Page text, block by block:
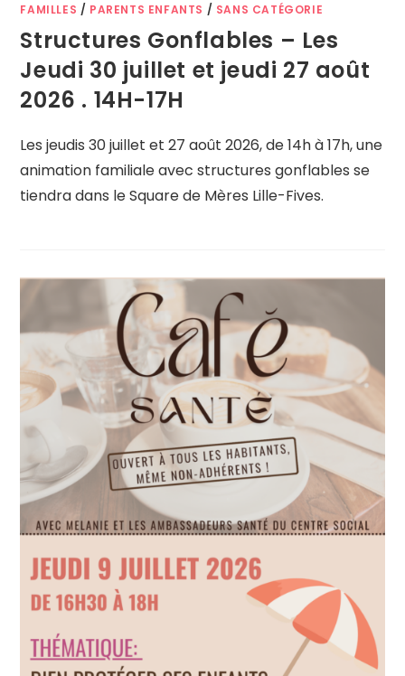
FAMILLES / PARENTS ENFANTS / SANS CATÉGORIE
Structures Gonflables – Les
Jeudi 30 juillet et jeudi 27 août
2026 . 14H-17H
Les jeudis 30 juillet et 27 août 2026, de 14h à 17h, une
animation familiale avec structures gonflables se
tiendra dans le Square de Mères Lille-Fives.